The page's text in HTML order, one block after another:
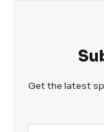
Get the latest